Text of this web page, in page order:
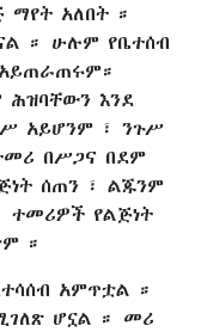
አለበት ።
። ሁሉም የቤተሰብ
እንደ
አይሆንም ፣ ንጉሥ
በሥጋና በደም
ሰጠን ፣ ልጁንም
ተመሪዎች የልጅነት
።
አምጥቷል ።
ሆኗል ። መሪ